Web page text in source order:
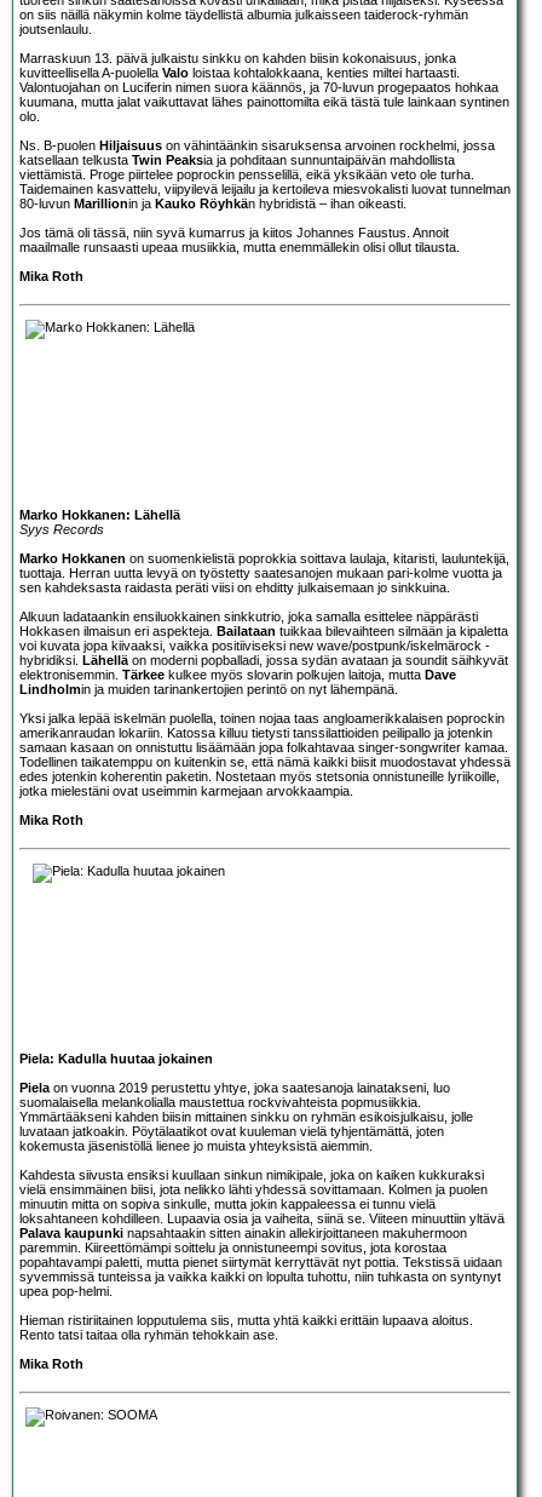
on siis näillä näkymin kolme täydellistä albumia julkaisseen taiderock-ryhmän
joutsenlaulu.
Marraskuun 13. päivä julkaistu sinkku on kahden biisin kokonaisuus, jonka
kuvitteellisella A-puolella Valo loistaa kohtalokkaana, kenties miltei hartaasti.
Valontuojahan on Luciferin nimen suora käännös, ja 70-luvun progepaatos hohkaa
kuumana, mutta jalat vaikuttavat lähes painottomilta eikä tästä tule lainkaan syntinen
olo.
Ns. B-puolen Hiljaisuus on vähintäänkin sisaruksensa arvoinen rockhelmi, jossa
katsellaan telkusta Twin Peaksia ja pohditaan sunnuntaipäivän mahdollista
viettämistä. Proge piirtelee poprockin pensselillä, eikä yksikään veto ole turha.
Taidemainen kasvattelu, viipyilevä leijailu ja kertoileva miesvokalisti luovat tunnelman
80-luvun Marillionin ja Kauko Röyhkän hybridistä – ihan oikeasti.
Jos tämä oli tässä, niin syvä kumarrus ja kiitos Johannes Faustus. Annoit
maailmalle runsaasti upeaa musiikkia, mutta enemmällekin olisi ollut tilausta.
Mika Roth
Marko Hokkanen: Lähellä
Syys Records
Marko Hokkanen on suomenkielistä poprokkia soittava laulaja, kitaristi, lauluntekijä,
tuottaja. Herran uutta levyä on työstetty saatesanojen mukaan pari-kolme vuotta ja
sen kahdeksasta raidasta peräti viisi on ehditty julkaisemaan jo sinkkuina.
Alkuun ladataankin ensiluokkainen sinkkutrio, joka samalla esittelee näppärästi
Hokkasen ilmaisun eri aspekteja. Bailataan tuikkaa bilevaihteen silmään ja kipaletta
voi kuvata jopa kiivaaksi, vaikka positiiviseksi new wave/postpunk/iskelmärock -
hybridiksi. Lähellä on moderni popballadi, jossa sydän avataan ja soundit säihkyvät
elektronisemmin. Tärkee kulkee myös slovarin polkujen laitoja, mutta Dave
Lindholmin ja muiden tarinankertojien perintö on nyt lähempänä.
Yksi jalka lepää iskelmän puolella, toinen nojaa taas angloamerikkalaisen poprockin
amerikanraudan lokariin. Katossa killuu tietysti tanssilattioiden peilipallo ja jotenkin
samaan kasaan on onnistuttu lisäämään jopa folkahtavaa singer-songwriter kamaa.
Todellinen taikatemppu on kuitenkin se, että nämä kaikki biisit muodostavat yhdessä
edes jotenkin koherentin paketin. Nostetaan myös stetsonia onnistuneille lyriikoille,
jotka mielestäni ovat useimmin karmejaan arvokkaampia.
Mika Roth
Piela: Kadulla huutaa jokainen
Piela on vuonna 2019 perustettu yhtye, joka saatesanoja lainatakseni, luo
suomalaisella melankolialla maustettua rockvivahteista popmusiikkia.
Ymmärtääkseni kahden biisin mittainen sinkku on ryhmän esikoisjulkaisu, jolle
luvataan jatkoakin. Pöytälaatikot ovat kuuleman vielä tyhjentämättä, joten
kokemusta jäsenistöllä lienee jo muista yhteyksistä aiemmin.
Kahdesta siivusta ensiksi kuullaan sinkun nimikipale, joka on kaiken kukkuraksi
vielä ensimmäinen biisi, jota nelikko lähti yhdessä sovittamaan. Kolmen ja puolen
minuutin mitta on sopiva sinkulle, mutta jokin kappaleessa ei tunnu vielä
loksahtaneen kohdilleen. Lupaavia osia ja vaiheita, siinä se. Viiteen minuuttiin yltävä
Palava kaupunki napsahtaakin sitten ainakin allekirjoittaneen makuhermoon
paremmin. Kiireettömämpi soittelu ja onnistuneempi sovitus, jota korostaa
popahtavampi paletti, mutta pienet siirtymät kerryttävät nyt pottia. Tekstissä uidaan
syvemmissä tunteissa ja vaikka kaikki on lopulta tuhottu, niin tuhkasta on syntynyt
upea pop-helmi.
Hieman ristiriitainen lopputulema siis, mutta yhtä kaikki erittäin lupaava aloitus.
Rento tatsi taitaa olla ryhmän tehokkain ase.
Mika Roth